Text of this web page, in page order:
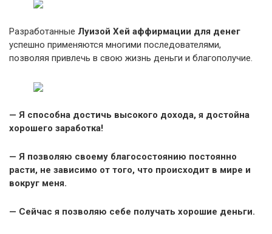
Разработанные Луизой Хей аффирмации для денег
успешно применяются многими последователями,
позволяя привлечь в свою жизнь деньги и благополучие.
— Я способна достичь высокого дохода, я достойна
хорошего заработка!
— Я позволяю своему благосостоянию постоянно
расти, не зависимо от того, что происходит в мире и
вокруг меня.
— Сейчас я позволяю себе получать хорошие деньги.